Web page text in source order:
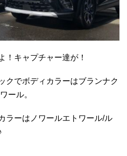
！キャプチャー達が！
クでボディカラーはブランナク
ール。
ラーはノワールエトワール/ル